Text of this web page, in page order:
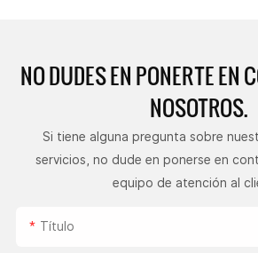
NO DUDES EN PONERTEEN
NOSOTROS.
Si tiene alguna pregunta sobre
servicios, no dude en ponerse en
equipo de atención al
Título